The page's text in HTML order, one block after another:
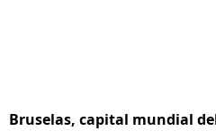
Bruselas, capital mundial